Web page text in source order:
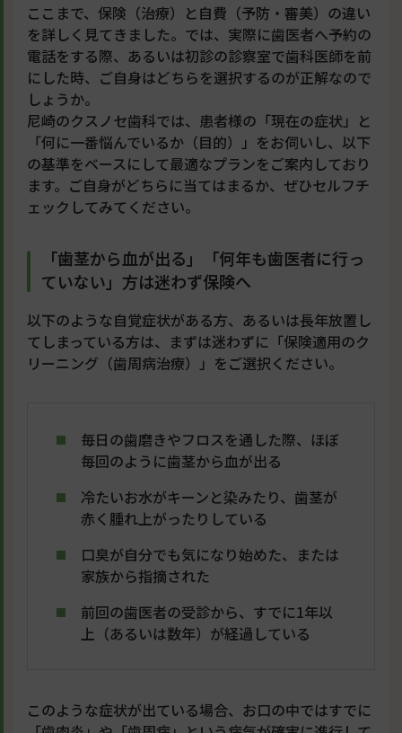
ここまで、保険（治療）と自費（予防・審美）の違い
を詳しく見てきました。では、実際に歯医者へ予約の
電話をする際、あるいは初診の診察室で歯科医師を前
にした時、ご自身はどちらを選択するのが正解なので
しょうか。
尼崎のクスノセ歯科では、患者様の「現在の症状」と
「何に一番悩んでいるか（目的）」をお伺いし、以下
の基準をベースにして最適なプランをご案内しており
ます。ご自身がどちらに当てはまるか、ぜひセルフチ
ェックしてみてください。
「歯茎から血が出る」「何年も歯医者に行っ
ていない」方は迷わず保険へ
以下のような自覚症状がある方、あるいは長年放置し
てしまっている方は、まずは迷わずに「保険適用のク
リーニング（歯周病治療）」をご選択ください。
毎日の歯磨きやフロスを通した際、ほぼ
毎回のように歯茎から血が出る
冷たいお水がキーンと染みたり、歯茎が
赤く腫れ上がったりしている
口臭が自分でも気になり始めた、または
家族から指摘された
前回の歯医者の受診から、すでに1年以
上（あるいは数年）が経過している
このような症状が出ている場合、お口の中ではすでに